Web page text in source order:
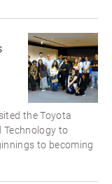
the Toyota
Technology to
to becoming